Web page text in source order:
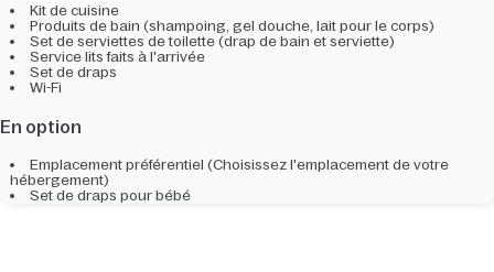
Kit de cuisine
Produits de bain (shampoing, gel douche, lait pour le corps)
Set de serviettes de toilette (drap de bain et serviette)
Service lits faits à l'arrivée
Set de draps
Wi-Fi
En option
Emplacement préférentiel (Choisissez l'emplacement de votre
hébergement)
Set de draps pour bébé